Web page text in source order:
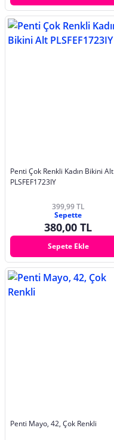
Penti Çok Renkli Kadın Bikini Alt
PLSFEF1723IY
399,99 TL
Sepette
380,00 TL
Sepete Ekle
Penti Mayo, 42, Çok Renkli